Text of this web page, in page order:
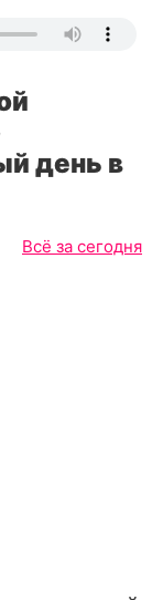
день в
Всё за сегодня